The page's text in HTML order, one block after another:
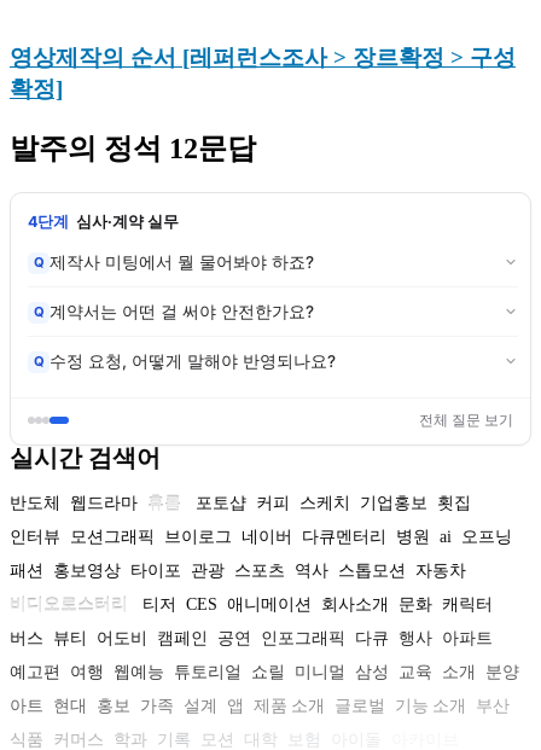
영상제작의 순서 [레퍼런스조사 > 장르확정 > 구성
확정]
발주의 정석 12문답
4단계 심사·계약 실무
Q 제작사 미팅에서 뭘 물어봐야 하죠?
Q 계약서는 어떤 걸 써야 안전한가요?
Q 수정 요청, 어떻게 말해야 반영되나요?
전체 질문 보기
실시간 검색어
반도체 웹드라마 휴롬 포토샵 커피 스케치 기업홍보
횟집
인터뷰
모션그래픽 브이로그 네이버 다큐멘터리 병원 ai
오프닝
패션
홍보영상 타이포 관광 스포츠 역사 스톱모션
자동차
비디오로스터리
티저 CES 애니메이션 회사소개 문화 캐릭터
버스
뷰티 어도비 캠페인 공연 인포그래픽 다큐 행사 아파트
예고편
여행 웹예능 튜토리얼 쇼릴 미니멀 삼성 교육 소개
분양
아트
현대 홍보 가족 설계 앱 제품 소개 글로벌 기능 소개
부산
식품
커머스 학과 기록 모션 대학 보험